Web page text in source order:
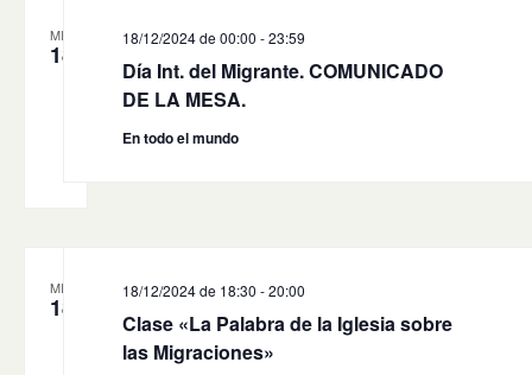
MIÉ
18
Día Int. del Migrante. COMUNICADO
DE LA MESA.
18/12/2024 de 00:00 -23:59
En todo el mundo
MIÉ
18
Clase «La Palabra de la Iglesia sobre
las Migraciones»
18/12/2024 de 18:30 -20:00